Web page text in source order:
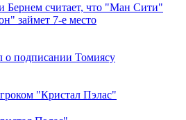
Бернем считает, что "Ман Сити"
займет 7-е место
о подписании Томиясу
"Кристал Пэлас"